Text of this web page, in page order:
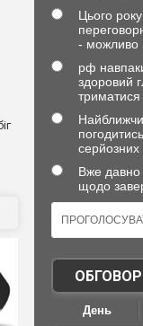
Цього
- можливо
рф
здоровий
триматися
серйозних
Вже давно
щодо
День